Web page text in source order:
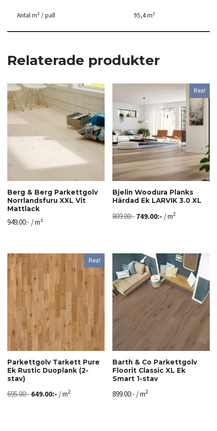
Antal m² / pall 95,4 m²
Relaterade produkter
Berg & Berg Parkettgolv
Norrlandsfuru XXL Vit
Mattlack
949.00:- / m²
Rea!
Bjelin Woodura Planks
Härdad Ek LARVIK 3.0 XL
809.00:-749.00:- / m2
Rea!
Parkettgolv Tarkett Pure
Ek Rustic Duoplank (2-
stav)
695.00:- 649.00:- / m2
Barth & Co Parkettgolv
Floorit Classic XL Ek
Smart 1-stav
899.00:- / m2